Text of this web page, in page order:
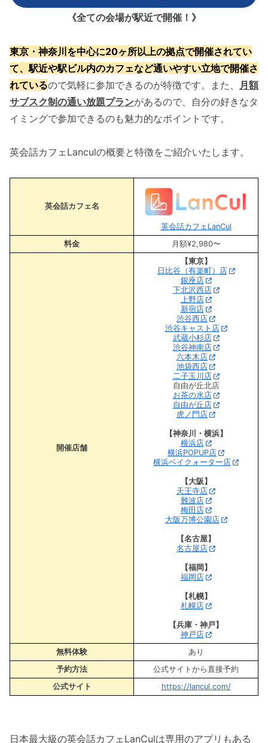
《全ての会場が駅近で開催！》
東京・神奈川を中心に20ヶ所以上の拠点で開催されてい
て、駅近や駅ビル内のカフェなど通いやすい立地で開催さ
れているので気軽に参加できるのが特徴です。また、
月額
サブスク制の通い放題プランがあるので、自分の好きなタ
イミングで参加できるのも魅力的なポイントです。
英会話カフェLanculの概要と特徴をご紹介いたします。
英会話カフェ名
英会話カフェLanCul
料金
月額¥2,980〜
開催店舗
【東京】
日比谷（有楽町）店
銀座店
下北沢西店
上野店
新宿店
渋谷西店
渋谷キャスト店
武蔵小杉店
渋谷神南店
六本木店
池袋西店
二子玉川店
自由が丘北店
お茶の水店
自由が丘店
虎ノ門店
【神奈川・横浜】
横浜店
横浜POPUP店
横浜ベイクォーター店
【大阪】
天王寺店
難波店
梅田店
大阪万博公園店
【名古屋】
名古屋店
【福岡】
福岡店
【札幌】
札幌店
【兵庫・神戸】
神戸店
無料体験
あり
予約方法
公式サイトから直接予約
公式サイト
https://lancul.com/
日本最大級の英会話カフェLanCulは専用のアプリもある